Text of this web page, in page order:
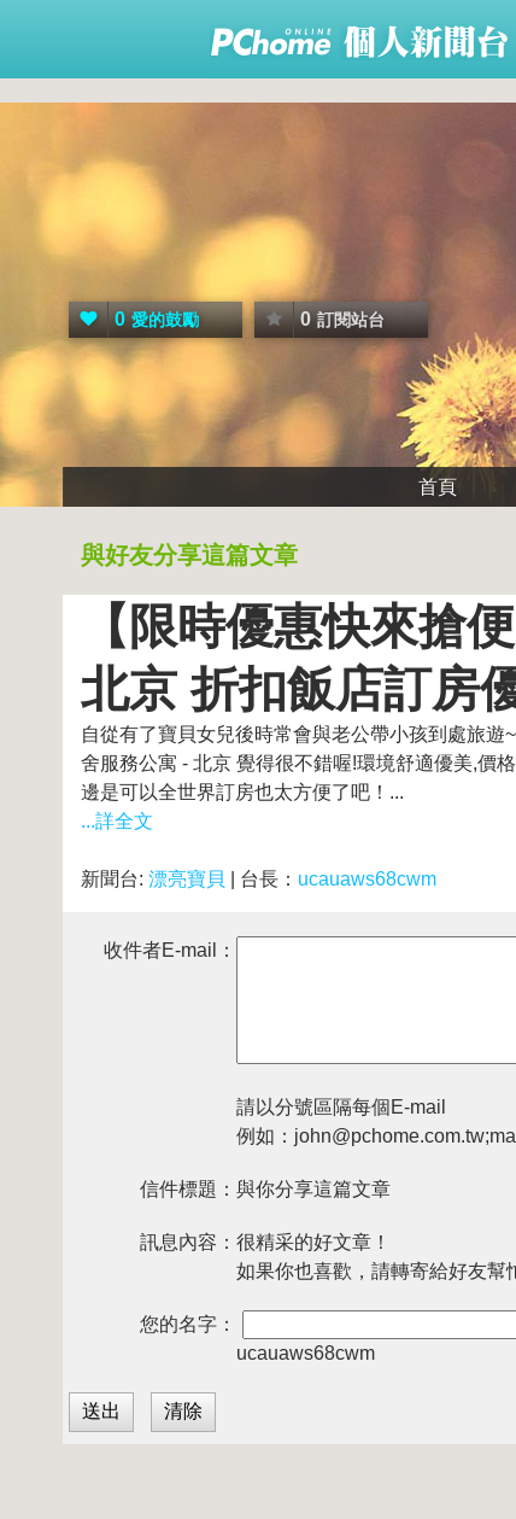
0 愛的鼓勵 0 訂閱站台
首頁
與好友分享這篇文章
【限時優惠快來搶
北京 折扣飯店訂房
自從有了寶貝女兒後時常會與老公帶小孩到處旅
舍服務公寓 - 北京 覺得很不錯喔!環境舒適優美,價
邊是可以全世界訂房也太方便了吧！...
...詳全文
新聞台: 漂亮寶貝 | 台長： ucauaws68cwm
收件者E-mail：
請以分號區隔每個E-mail
例如：
信件標題： 與你分享這篇文章
訊息內容： 很精采的好文章！
如果你也喜歡，請轉寄給好友幫
您的名字：
ucauaws68cwm